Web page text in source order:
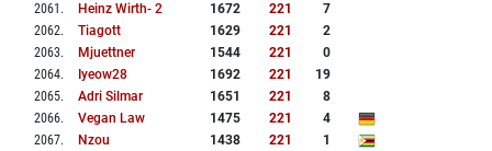
2061 . Heinz Wirth- 2 1672 221
7
2062. Tiagott 1629 221
2
2063. Mjuettner 1544 221
0
2064. Iyeow28 1692 221
19
2065. Adri Silmar 1651 221
8
2066. Vegan Law 1475 221
4
2067. Nzou 1438 221
1